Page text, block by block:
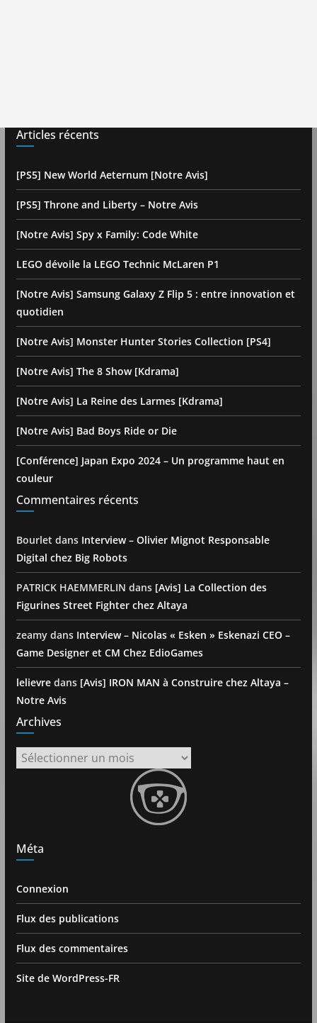
Articles récents
[PS5] New World Aeternum [Notre Avis]
[PS5] Throne and Liberty – Notre Avis
[Notre Avis] Spy x Family: Code White
LEGO dévoile la LEGO Technic McLaren P1
[Notre Avis] Samsung Galaxy Z Flip 5 : entre innovation et
quotidien
[Notre Avis] Monster Hunter Stories Collection [PS4]
[Notre Avis] The 8 Show [Kdrama]
[Notre Avis] La Reine des Larmes [Kdrama]
[Notre Avis] Bad Boys Ride or Die
[Conférence] Japan Expo 2024 – Un programme haut en
couleur
Commentaires récents
Bourlet dans Interview – Olivier Mignot Responsable
Digital chez Big Robots
PATRICK HAEMMERLIN dans [Avis] La Collection des
Figurines Street Fighter chez Altaya
zeamydans Interview – Nicolas « Esken » Eskenazi CEO –
Game Designer et CM Chez EdioGames
lelievredans [Avis] IRON MAN à Construire chez Altaya –
Notre Avis
Archives
Archives
Méta
Connexion
Flux des publications
Flux des commentaires
Site de WordPress-FR